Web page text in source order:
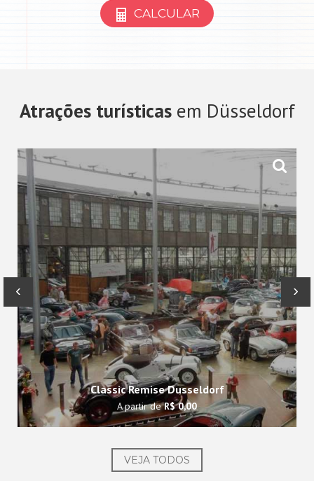
CALCULAR
Atrações turísticasem Düsseldorf
Classic Remise Dusseldorf
A partir deR$ 0,00
‹ ›
VEJA TODOS